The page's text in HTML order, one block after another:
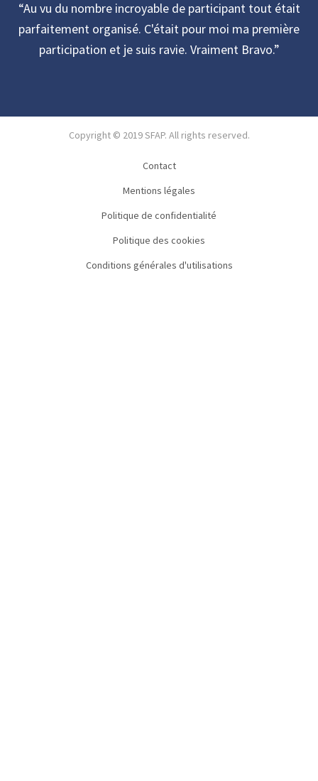
Au vu du nombre incroyable de participant tout était
parfaitement organisé. C'était pour moi ma première
participation et je suis ravie. Vraiment Bravo.
Copyright © 2019 SFAP. All rights reserved.
Contact
Mentions légales
Politique de confidentialité
Politique des cookies
Conditions générales d'utilisations